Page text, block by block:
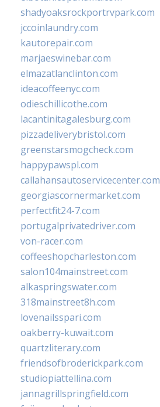
shadyoaksrockportrvpark.com
jccoinlaundry.com
kautorepair.com
marjaeswinebar.com
elmazatlanclinton.com
ideacoffeenyc.com
odieschillicothe.com
lacantinitagalesburg.com
pizzadeliverybristol.com
greenstarsmogcheck.com
happypawspl.com
callahansautoservicecenter.com
georgiascornermarket.com
perfectfit24-7.com
portugalprivatedriver.com
von-racer.com
coffeeshopcharleston.com
salon104mainstreet.com
alkaspringswater.com
318mainstreet8h.com
lovenailsspari.com
oakberry-kuwait.com
quartzliterary.com
friendsofbroderickpark.com
studiopiattellina.com
jannagrillspringfield.com